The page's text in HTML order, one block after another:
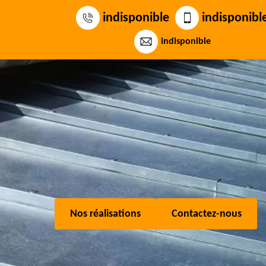
indisponible
indisponible
Nos réalisations Contactez-nous